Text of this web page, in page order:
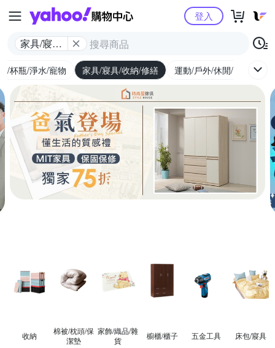
Yahoo購物中心
家具/寢具/
登入
/杯瓶/淨水/寵物 家具/寢具/收納/修繕 運動/戶外/休閒/健身
收納
棉被/枕頭/保
潔墊
家飾/織品/雜
貨
櫥櫃/櫃子 五金工具 床包/寢具